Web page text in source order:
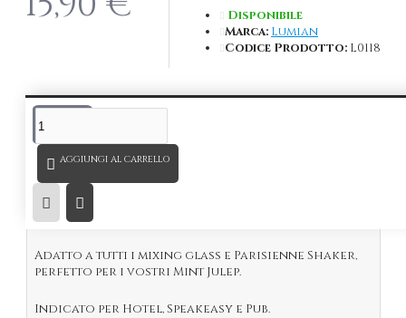
Disponibile
Marca: Lumian
Codice Prodotto: L0118
AGGIUNGI AL CARRELLO
DESCRIZIONE
Ermes Julep Strainerin acciaio inox 18/10, placcato
Nero
Il primo vero Strainer usato dai Bartender nel
corso della storia della miscelazione.
Adatto a tutti i mixing glass e Parisienne Shaker,
perfetto per i vostri Mint Julep.
Indicato per Hotel, Speakeasy e Pub.